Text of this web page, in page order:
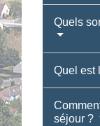
Quels
Quel est
séjour ?